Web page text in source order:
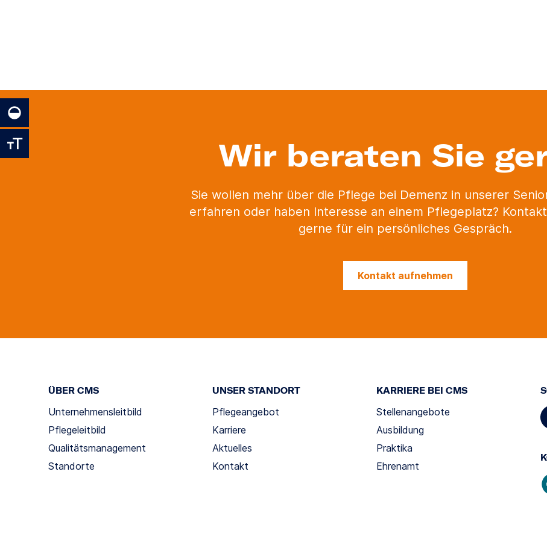
Wir beraten Sie
Sie wollen mehr über die Pflege bei Demenz in unserer
erfahren oder haben Interesse an einem Pflegeplatz?
gerne für ein persönliches Gespräch.
Kontakt aufnehmen
ÜBER CMS
Unternehmensleitbild
Pflegeleitbild
Qualitätsmanagement
Standorte
UNSER STANDORT
Pflegeangebot
Karriere
Aktuelles
Kontakt
KARRIERE BEI CMS
Stellenangebote
Ausbildung
Praktika
Ehrenamt